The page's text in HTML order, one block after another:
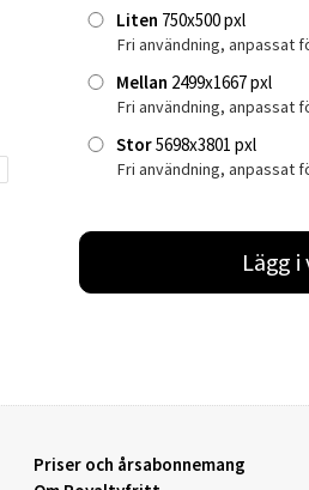
Liten 750x500 pxl
Fri användning, anpassat
Mellan 2499x1667 pxl
Fri användning, anpassat
Stor5698x3801 pxl
Fri användning, anpassat
Lägg
Priser och årsabonnemang